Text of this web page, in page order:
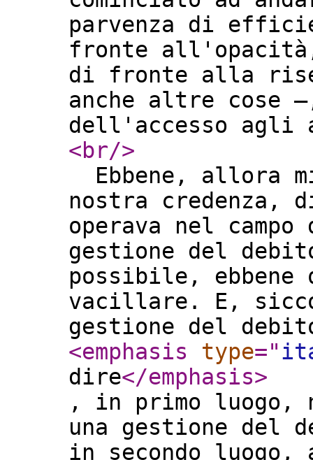
parvenza di
fronte
di fronte alla
anche altre cose
dell'accesso
<br/>
Ebbene, allora
nostra
operava nel
gestione del
possibile, ebbene
vacillare. E,
gestione del
<emphasis
type="
dire</emphasis>
, in primo luogo,
una gestione del
in secondo